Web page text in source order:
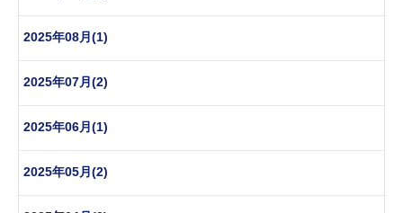
2025年08月(1)
2025年07月(2)
2025年06月(1)
2025年05月(2)